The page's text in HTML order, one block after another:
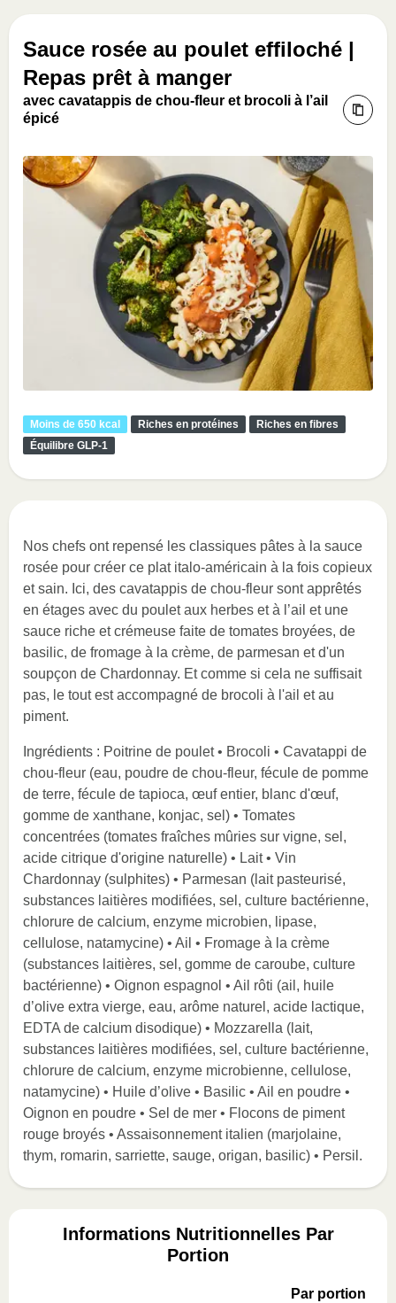
Sauce rosée au poulet effiloché |
Repas prêt à manger
avec cavatappis de chou-fleur et brocoli à l’ail
épicé
Moins de 650 kcal Riches en protéines
Riches en fibres
Équilibre GLP-1
Nos chefs ont repensé les classiques pâtes à la sauce
rosée pour créer ce plat italo-américain à la fois copieux
et sain. Ici, des cavatappis de chou-fleur sont apprêtés
en étages avec du poulet aux herbes et à l’ail et une
sauce riche et crémeuse faite de tomates broyées, de
basilic, de fromage à la crème, de parmesan et d'un
soupçon de Chardonnay. Et comme si cela ne suffisait
pas, le tout est accompagné de brocoli à l'ail et au
piment.
Ingrédients : Poitrine de poulet • Brocoli • Cavatappi de
chou-fleur (eau, poudre de chou-fleur, fécule de pomme
de terre, fécule de tapioca, œuf entier, blanc d'œuf,
gomme de xanthane, konjac, sel) • Tomates
concentrées (tomates fraîches mûries sur vigne, sel,
acide citrique d'origine naturelle) • Lait • Vin
Chardonnay (sulphites) • Parmesan (lait pasteurisé,
substances laitières modifiées, sel, culture bactérienne,
chlorure de calcium, enzyme microbien, lipase,
cellulose, natamycine) • Ail • Fromage à la crème
(substances laitières, sel, gomme de caroube, culture
bactérienne) • Oignon espagnol • Ail rôti (ail, huile
d’olive extra vierge, eau, arôme naturel, acide lactique,
EDTA de calcium disodique) • Mozzarella (lait,
substances laitières modifiées, sel, culture bactérienne,
chlorure de calcium, enzyme microbienne, cellulose,
natamycine) • Huile d’olive • Basilic • Ail en poudre •
Oignon en poudre • Sel de mer • Flocons de piment
rouge broyés • Assaisonnement italien (marjolaine,
thym, romarin, sarriette, sauge, origan, basilic) • Persil.
Informations Nutritionnelles Par
Portion
Par portion